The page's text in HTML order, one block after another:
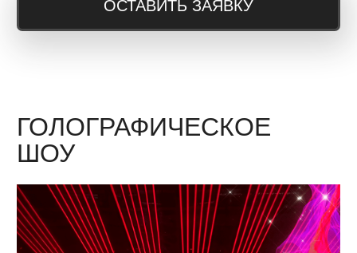
ОБСУДИТЬ ПРОЕКТ